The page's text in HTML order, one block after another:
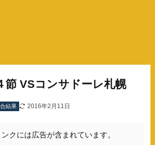
節 VSコンサドーレ札幌
結果 2016年2月11日
クには広告が含まれています。